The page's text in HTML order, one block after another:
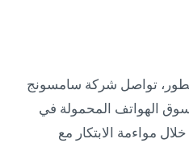
تواصل شركة سامسونج
سوق الهواتف المحمولة في
مواءمة الابتكار مع